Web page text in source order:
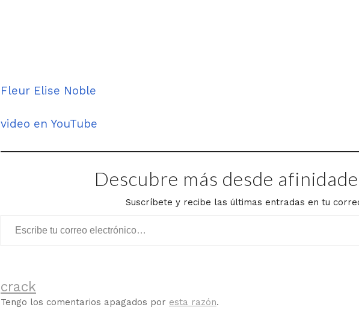
Fleur Elise Noble
video en YouTube
Descubre más desde
Suscríbete y recibe las últimas entradas en tu
Escribe tu correo electrónico…
crack
Tengo los comentarios apagados por esta razón.